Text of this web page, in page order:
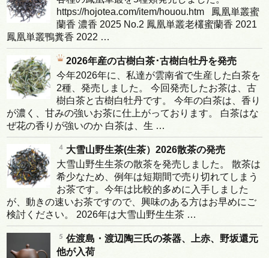
https://hojotea.com/item/houou.htm 鳳凰単叢蜜
蘭香 濃香 2025 No.2 鳳凰単叢老欉蜜蘭香 2021
鳳凰単叢鴨糞香 2022 …
2026年産の古樹白茶･古樹白牡丹を発売
今年2026年に、私達が雲南省で生産した白茶を
2種、発売しました。 今回発売したお茶は、古
樹白茶と古樹白牡丹です。 今年の白茶は、香り
が濃く、甘みの強いお茶に仕上がっております。 白茶はな
ぜ花の香りが強いのか 白茶は、生 …
大雪山野生茶(生茶）2026散茶の発売
大雪山野生生茶の散茶を発売しました。 散茶は
希少なため、例年は短期間で売り切れてしまう
お茶です。今年は比較的多めに入手しました
が、動きの速いお茶ですので、興味のある方はお早めにご
検討ください。 2026年は大雪山野生生茶 …
佐渡島・渡辺陶三氏の茶器、上赤、野坂還元
他が入荷